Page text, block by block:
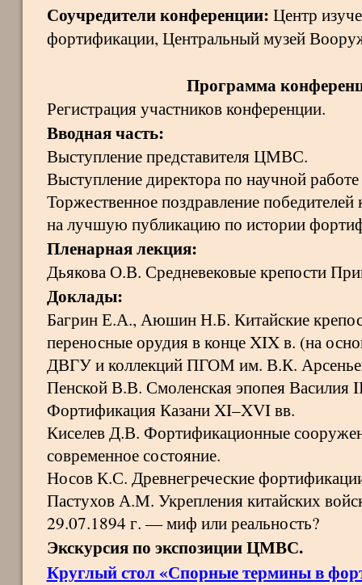
Соучредители конференции: Центр
фортификации, Центральный музей
Программа
Регистрация участников конференции.
Вводная часть:
Выступление представителя ЦМВС.
Выступление директора по научной
Торжественное поздравление
на лучшую публикацию по истории
Пленарная лекция:
Дьякова О.В. Средневековые крепости
Доклады:
Багрин Е.А., Аюшин Н.Б. Китайские
переносные орудия в конце XIX в. (на
ДВГУ и коллекций ПГОМ им. В.К.
Пенской В.В. Смоленская эпопея
Фортификация Казани XI–XVI вв.
Киселев Д.В. Фортификационные
современное состояние.
Носов К.С. Древнегреческие
Пастухов А.М. Укрепления китайских
29.07.1894 г. — миф или реальность?
Экскурсия по экспозиции ЦМВС.
Круглый стол «Спорные термины в